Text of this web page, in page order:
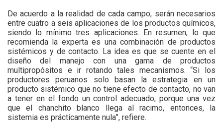
De acuerdo a la realidad de cada campo, serán necesarios
entre cuatro a seis aplicaciones de los productos químicos,
siendo lo mínimo tres aplicaciones. En resumen, lo que
recomienda la experta es una combinación de productos
sistémicos y de contacto. La idea es que se cuente en el
diseño del manejo con una gama de productos
multipropósitos e ir rotando tales mecanismos. “Si los
productores peruanos solo basan la estrategia en un
producto sistémico que no tiene efecto de contacto, no van
a tener en el fondo un control adecuado, porque una vez
que el chanchito blanco llega al racimo, entonces, la
sistemia es prácticamente nula”, refiere.